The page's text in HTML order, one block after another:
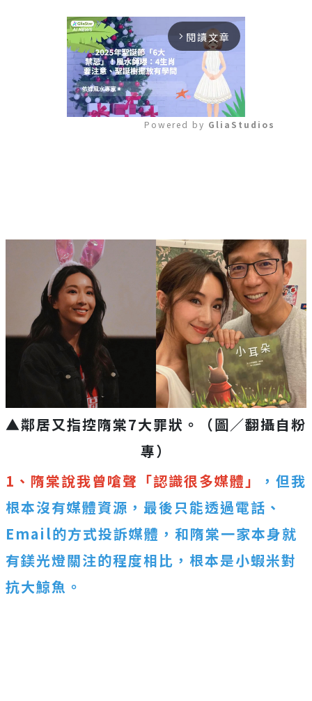
arrow_forward_ios 閱讀文章
Powered by GliaStudios
▲鄰居又指控隋棠7大罪狀。（圖／翻攝自粉
專）
1、隋棠說我曾嗆聲「認識很多媒體」
，但我
根本沒有媒體資源，最後只能透過電話、
Email的方式投訴媒體，和隋棠一家本身就
有鎂光燈關注的程度相比，根本是小蝦米對
抗大鯨魚。